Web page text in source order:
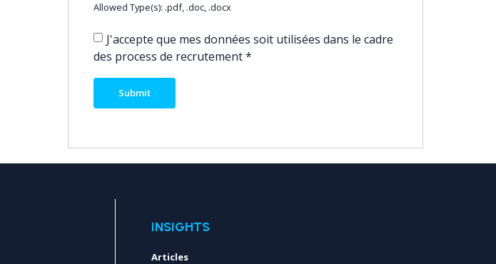
Allowed Type(s): .pdf, .doc, .docx
J'accepte que mes données soit utilisées dans le cadre
des process de recrutement*
INSIGHTS
Articles